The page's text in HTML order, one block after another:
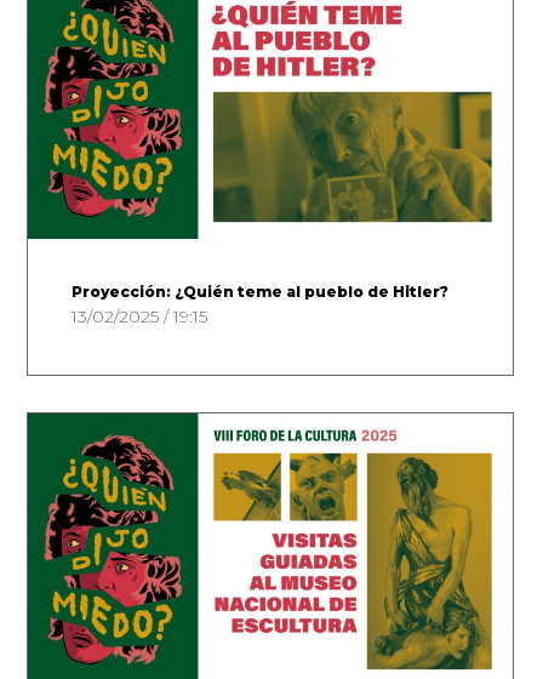
Proyección: ¿Quién teme al pueblo de Hitler?
13/02/2025 / 19:15